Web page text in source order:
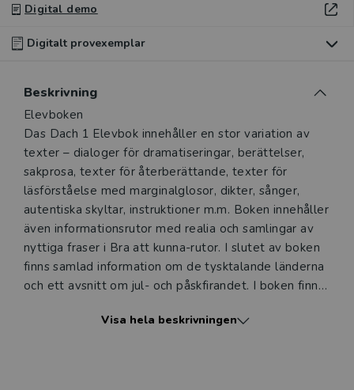
Digital demo
Digitalt provexemplar
digitalt provexemplar av den här produkten.
Ett digitalt provexemplar ger dig tillgång till det digitala
läromedlet där den digitala boken ingår under tre
månader. Observera att erbjudandet endast gäller
relevanta produkter för din undervisning (nivå och ämne)
och dig som är verksam i Sverige. Du kan naturligtvis alltid
kontakta vårkundservice om du önskar ytterligare
information eller har frågor om produkten.
Den här produkten kan beställas av lärare i grundskola
Beskrivning
Beskrivning
Elevboken
Das Dach 1 Elevbok innehåller en stor variation av
texter – dialoger för dramatiseringar, berättelser,
sakprosa, texter för återberättande, texter för
läsförståelse med marginalglosor, dikter, sånger,
autentiska skyltar, instruktioner m.m. Boken innehåller
även informationsrutor med realia och samlingar av
nyttiga fraser i Bra att kunna-rutor. I slutet av boken
finns samlad information om de tysktalande länderna
och ett avsnitt om jul- och påskfirandet. I boken finns
kartor, illustrerad minigrammatik. Tvåspaltiga
Visa hela beskrivningen